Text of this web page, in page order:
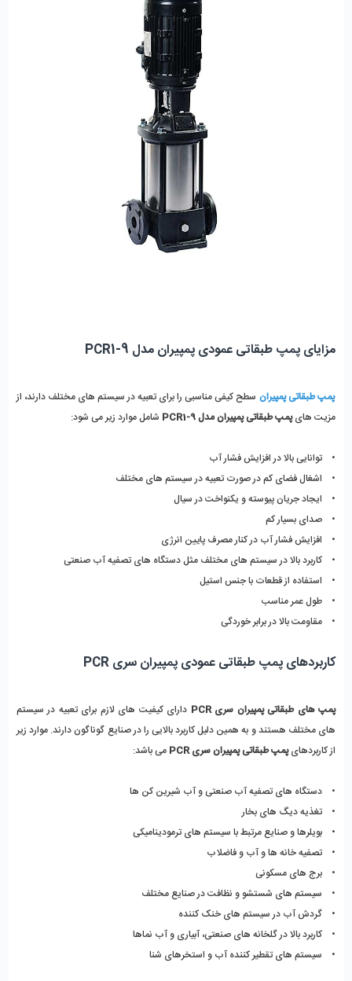
مزایای پمپ طبقاتی عمودی پمپیران مدل PCR1-9
پمپ طبقاتی پمپیران
مزیت های پمپ طبقاتی پمپیران مدل PCR1-9 شامل موارد زیر می شود:
•    توانایی بالا در افزایش فشار آب
•    اشغال فضای کم در صورت تعبیه در سیستم های مختلف
•    ایجاد جریان پیوسته و یکنواخت در سیال
•    صدای بسیار کم
•    افزایش فشار آب در کنار مصرف پایین انرژی
•    کاربرد بالا در سیستم های مختلف مثل دستگاه های تصفیه آب صنعتی
•    استفاده از قطعات با جنس استیل
•    طول عمر مناسب
•    مقاومت بالا در برابر خوردگی
کاربردهای پمپ طبقاتی عمودی پمپیران سری PCR
پمپ های طبقاتی پمپیران سری PCR
از کاربردهای پمپ طبقاتی پمپیران سری PCR می باشد:
•    دستگاه های تصفیه آب صنعتی و آب شیرین کن ها
•    تغذیه دیگ های بخار
•    بویلرها و صنایع مرتبط با سیستم های ترمودینامیکی
•    تصفیه خانه ها و آب و فاضلاب
•    برج های مسکونی
•    سیستم های شستشو و نظافت در صنایع مختلف
•    گردش آب در سیستم های خنک کننده
•    کاربرد بالا در گلخانه های صنعتی، آبیاری و آب نماها
•    سیستم های تقطیر کننده آب و استخرهای شنا